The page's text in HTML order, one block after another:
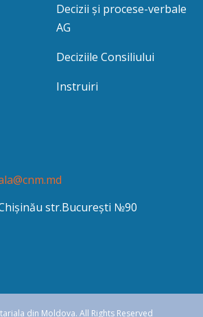
Decizii și procese-verbale
AG
Deciziile Consiliului
Instruiri
str.București №90
din Moldova. All Rights Reserved